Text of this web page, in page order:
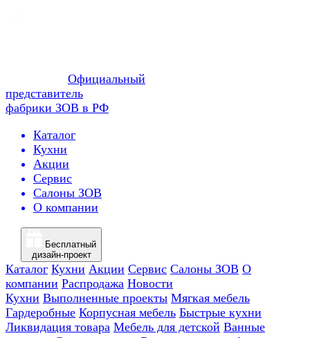
Официальный
представитель
фабрики ЗОВ в РФ
Каталог
Кухни
Акции
Сервис
Салоны ЗОВ
О компании
Бесплатный
дизайн-проект
Каталог Кухни Акции Сервис Салоны ЗОВ О
компании Распродажа Новости
Кухни Выполненные проекты Мягкая мебель
Гардеробные Корпусная мебель Быстрые кухни
Ликвидация товара Мебель для детской Ванные